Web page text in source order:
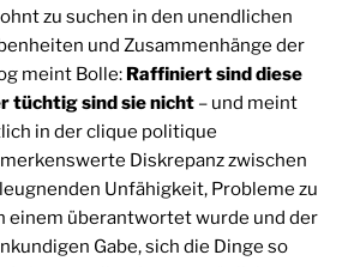
zu suchen in den unendlichen
und Zusammenhänge der
meint Bolle: Raffiniert sind diese
tüchtig sind sie nicht – und meint
in der clique politique
Diskrepanz zwischen
Unfähigkeit, Probleme zu
einem überantwortet wurde und der
Gabe, sich die Dinge so